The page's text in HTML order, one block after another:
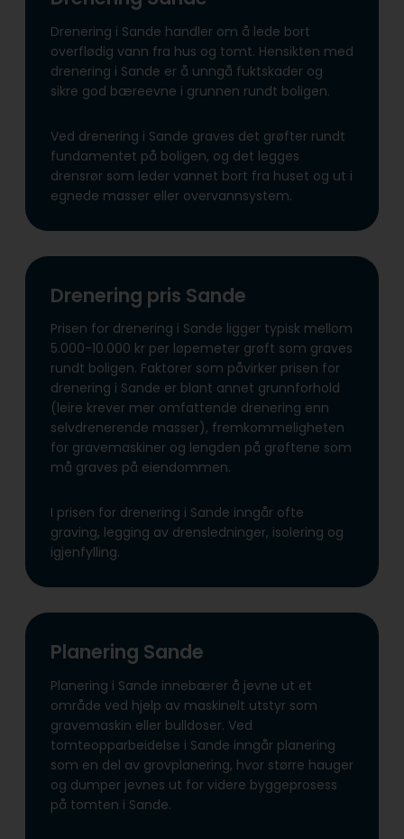
Drenering i Sande handler om å lede bort
overflødig vann fra hus og tomt. Hensikten med
drenering i Sande er å unngå fuktskader og
sikre god bæreevne i grunnen rundt boligen.
Ved drenering i Sande graves det grøfter rundt
fundamentet på boligen, og det legges
drensrør som leder vannet bort fra huset og ut i
egnede masser eller overvannsystem.
Drenering pris Sande
Prisen for drenering i Sande ligger typisk mellom
5.000-10.000 kr per løpemeter grøft som graves
rundt boligen. Faktorer som påvirker prisen for
drenering i Sande er blant annet grunnforhold
(leire krever mer omfattende drenering enn
selvdrenerende masser), fremkommeligheten
for gravemaskiner og lengden på grøftene som
må graves på eiendommen.
I prisen for drenering i Sande inngår ofte
graving, legging av drensledninger, isolering og
igjenfylling.
Planering Sande
Planering i Sande innebærer å jevne ut et
område ved hjelp av maskinelt utstyr som
gravemaskin eller bulldoser. Ved
tomteopparbeidelse i Sande inngår planering
som en del av grovplanering, hvor større hauger
og dumper jevnes ut for videre byggeprosess
på tomten i Sande.